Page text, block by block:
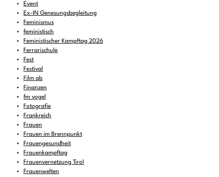
Event
Ex-IN Genesungsbegleitung
Feminismus
feministisch
Feministischer Kampftag 2026
Ferrarischule
Fest
Festival
Film ab
Finanzen
fm vogel
Fotografie
Frankreich
Frauen
Frauen im Brennpunkt
Frauengesundheit
Frauenkampftag
Frauenvernetzung Tirol
Frauenwelten